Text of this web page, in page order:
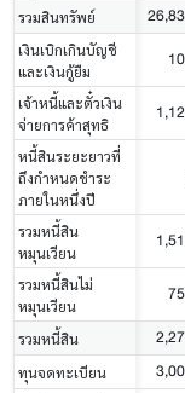
รวมสินทรัพย์
เงินเบิกเกินบัญชี
และเงินกู้ยืม
เจ้าหนี้และตั๋วเงิน
จ่ายการค้าสุทธิ
หนี้สินระยะยาวที่
ถึงกำหนดชำระ
ภายในหนึ่งปี
รวมหนี้สิน
หมุนเวียน
รวมหนี้สินไม่
หมุนเวียน
รวมหนี้สิน
ทุนจดทะเบียน